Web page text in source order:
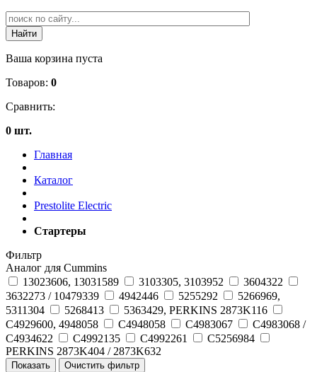
Ваша корзина пуста
Товаров: 0
Сравнить:
0 шт.
Главная
Каталог
Prestolite Electric
Стартеры
Фильтр
Аналог для Cummins
13023606, 13031589
3103305, 3103952
3604322
3632273 / 10479339
4942446 5255292
5266969,
5311304
5268413
5363429, PERKINS 2873K116
C4929600, 4948058
C4948058 C4983067
C4983068 /
C4934622
C4992135 C4992261
C5256984
PERKINS 2873K404 / 2873K632